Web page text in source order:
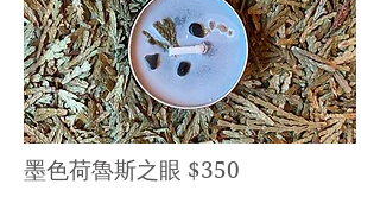
墨色荷魯斯之眼 $350